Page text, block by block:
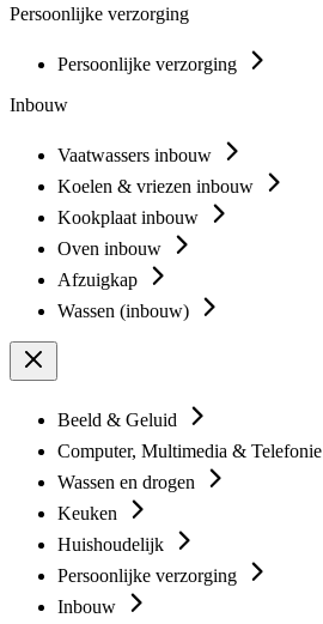
Persoonlijke verzorging
Persoonlijke verzorging
Inbouw
Vaatwassers inbouw
Koelen & vriezen inbouw
Kookplaat inbouw
Oven inbouw
Afzuigkap
Wassen (inbouw)
Beeld & Geluid
Computer, Multimedia & Telefonie
Wassen en drogen
Keuken
Huishoudelijk
Persoonlijke verzorging
Inbouw